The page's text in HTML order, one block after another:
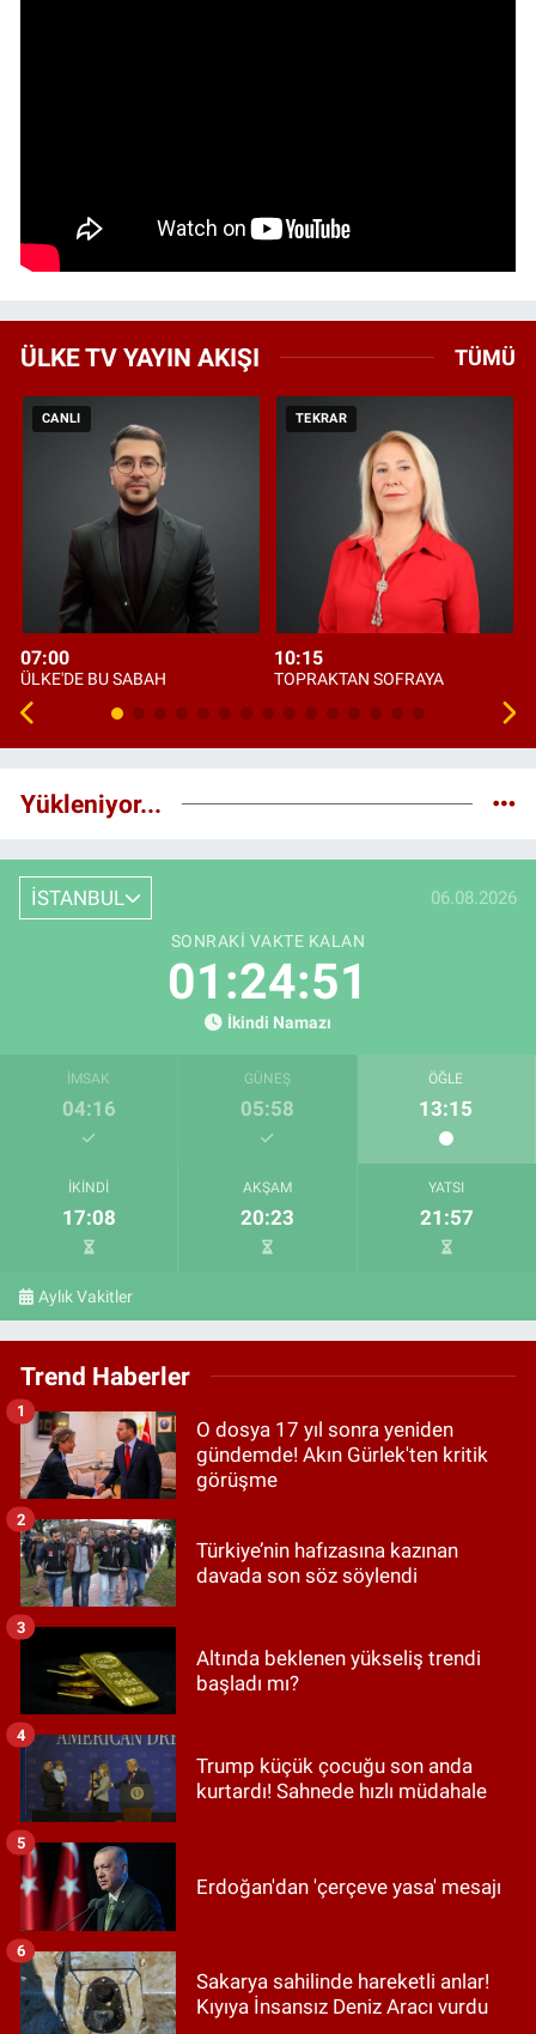
ÜLKE TV YAYIN AKIŞI TÜMÜ
CANLI
07:00
ÜLKE'DE BU SABAH
TEKRAR
10:15
TOPRAKTAN SOFRAYA
Yükleniyor...
İSTANBUL 06.08.2026
SONRAKI VAKTE KALAN
01:24:50
İkindi Namazı
İMSAK
04:16
GÜNEŞ
05:58
ÖĞLE
13:15
İKINDI
17:08
AKŞAM
20:23
YATSI
21:57
Aylık Vakitler
Trend Haberler
O dosya 17 yıl sonra yeniden
gündemde! Akın Gürlek'ten kritik
görüşme
1
Türkiye’nin hafızasına kazınan
davada son söz söylendi
2
Altında beklenen yükseliş trendi
başladı mı?
3
Trump küçük çocuğu son anda
kurtardı! Sahnede hızlı müdahale
4
Erdoğan'dan 'çerçeve yasa' mesajı
5
Sakarya sahilinde hareketli anlar!
Kıyıya İnsansız Deniz Aracı vurdu
6